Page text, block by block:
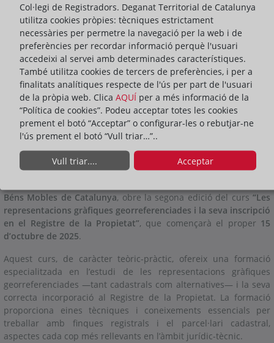
DEL DEGANAT
Universitat Oberta de Catalunya(UOC), amb la col·laboració
Béns Mobles de Catalunya, obre la segona edició del curs“Les
representacions gràfiques georreferenciades i la seva inscripció
en el Registre de la Propietat”, que començarà el proper 15
d’octubre de 2025.
Aquest curs, de caràcter teòric-pràctic, ofereix una formació
especialitzada en l’estudi de les representacions gràfiques
georreferenciades —tant cadastrals com alternatives— i la seva
correcta incorporació al Registre de la Propietat. La formació
proporciona eines tècniques i coneixements essencials per
treballar amb finques registrals i el parcel·lari cadastral,
aspectes cada cop més rellevants en l’àmbit jurídic-tècnic.
Col·legi de Registradors. Deganat Territorial de Catalunya
utilitza cookies pròpies: tècniques estrictament
necessàries per permetre la navegació per la web i de
preferències per recordar informació perquè l'usuari
accedeixi al servei amb determinades característiques.
També utilitza cookies de tercers de preferències, i per a
finalitats analítiques respecte de l'ús per part de l'usuari
de la pròpia web. Clica AQUÍ per a més informació de la
“Política de cookies”. Podeu acceptar totes les cookies
prement el botó “Acceptar” o configurar-les o rebutjar-ne
l'ús prement el botó “Vull triar…”..
Vull triar.... Acceptar